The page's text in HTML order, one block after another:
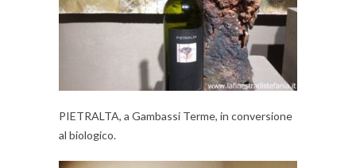
PIETRALTA, a Gambassi Terme, in conversione
al biologico.